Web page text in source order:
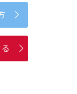
方
る